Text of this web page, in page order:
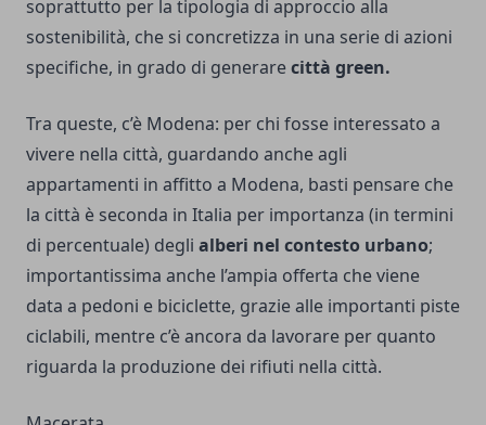
soprattutto per la tipologia di approccio alla
sostenibilità, che si concretizza in una serie di azioni
specifiche, in grado di generarecittà green.
Tra queste, c’è Modena: per chi fosse interessato a
vivere nella città, guardando anche agli
appartamenti in affitto a Modena, basti pensare che
la città è seconda in Italia per importanza (in termini
di percentuale) degli alberi nel contesto urbano;
importantissima anche l’ampia offerta che viene
data a pedoni e biciclette, grazie alle importanti piste
ciclabili, mentre c’è ancora da lavorare per quanto
riguarda la produzione dei rifiuti nella città.